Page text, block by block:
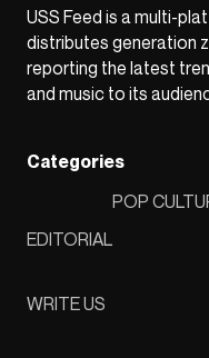
USS Feed is a multi-
distributes generation
reporting the latest
and music to its
Categories
EDITORIAL
POP
WRITE US